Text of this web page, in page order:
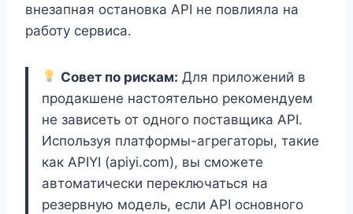
внезапная остановка API не повлияла на
работу сервиса.
Совет по рискам: Для приложений в
продакшене настоятельно рекомендуем
не зависеть от одного поставщика API.
Используя платформы-агрегаторы, такие
как APIYI (apiyi.com), вы сможете
автоматически переключаться на
резервную модель, если API основного